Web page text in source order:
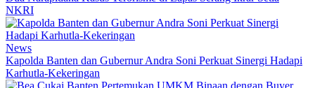
NKRI
News
Kapolda Banten dan Gubernur Andra Soni Perkuat Sinergi Hadapi
Karhutla-Kekeringan